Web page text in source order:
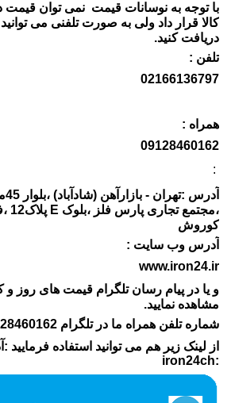
با توجه به نوسانات قیمت نمی توان قیمت
کالا قرار داد ولی به صورت تلفنی می
دریافت کنید.
تلفن :
02166136797
همراه :
09128460162
:
کوروش
آدرس وب سایت :
www.iron24.ir
و یا در پیام رسان تلگرام قیمت های روز و
مشاهده نمایید.
شماره تلفن همراه ما در تلگرام 09128460162 می باشد.
از لینک زیر هم می توانید استفاده فرمایید
:iron24ch